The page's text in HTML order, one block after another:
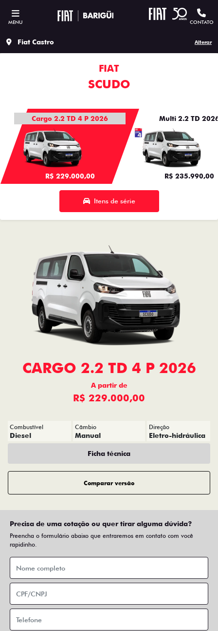
MENU CONTATO
Fiat Castro Alterar
FIAT
SCUDO
Cargo 2.2 TD 4 P 2026
R$ 229.000,00
Multi 2.2 TD
R$ 235.990,00
Itens de série
CARGO 2.2 TD 4 P 2026
A partir de
R$ 229.000,00
Combustível
Diesel
Câmbio
Manual
Direção
Eletro-hidráulica
Ficha técnica
Comparar versão
Precisa de uma cotação ou quer tirar alguma dúvida?
Preencha o formulário abaixo que entraremos em contato com você
rapidinho.